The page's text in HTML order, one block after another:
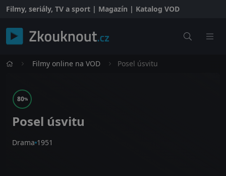
Filmy, seriály, TV a sport | Magazín | Katalog VOD
Filmy online na VOD Posel úsvitu
80%
Posel úsvitu
Drama 1951